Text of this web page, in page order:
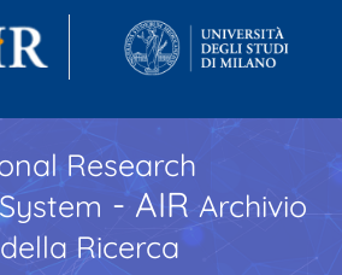
Research
- AIR Archivio
Ricerca